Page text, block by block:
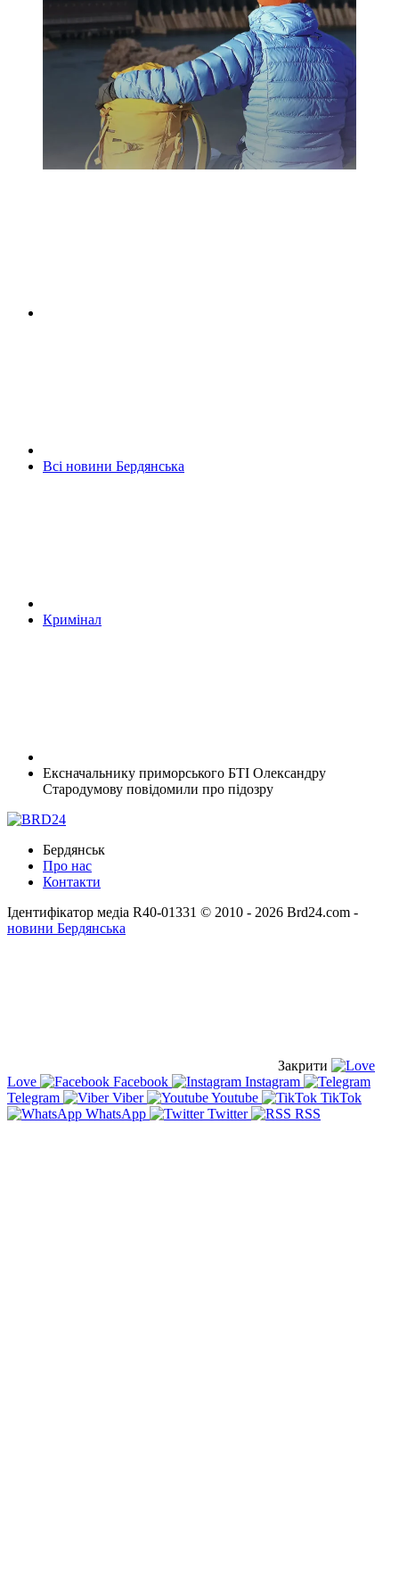
Всі новини Бердянська
Кримінал
Ексначальнику приморського БТІ Олександру
Стародумову повідомили про підозру
Бердянськ
Про нас
Контакти
Ідентифікатор медіа R40-01331 © 2010 - 2026 Brd24.com -
новини Бердянська
Закрити
Love
Facebook
Instagram
Telegram
Viber Youtube
TikTok
WhatsApp
Twitter RSS